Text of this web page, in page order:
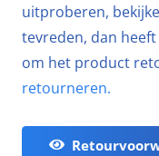
uitproberen,
tevreden, dan
om het product
retourneren.